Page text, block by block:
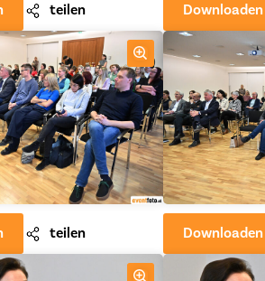
teilen Downloaden
teilen Downloaden